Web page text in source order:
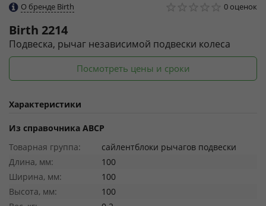
О бренде Birth 0 оценок
Birth 2214
Подвеска, рычаг независимой подвески колеса
Посмотреть цены и сроки
Характеристики
Из справочника ABCP
Товарная группа:
сайлентблоки рычагов подвески
Длина, мм:
100
Ширина, мм:
100
Высота, мм:
100